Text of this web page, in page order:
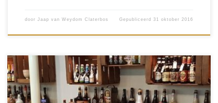
door Jaap van Weydom Claterbos Gepubliceerd31 oktober 2016